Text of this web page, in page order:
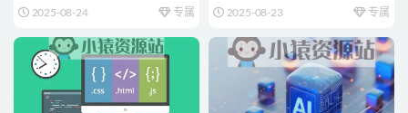
2025-08-24 专属 2025-08-23 专属